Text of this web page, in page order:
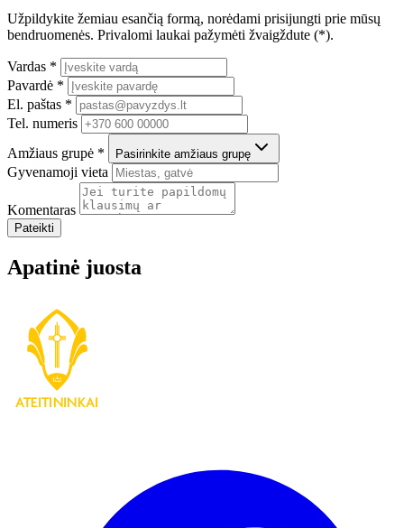
Užpildykite žemiau esančią formą, norėdami prisijungti prie mūsų
bendruomenės. Privalomi laukai pažymėti žvaigždute (*).
Vardas *
Pavardė *
El. paštas *
Tel. numeris
Amžiaus grupė *
Pasirinkite amžiaus grupę
Gyvenamoji vieta
Komentaras
Pateikti
Apatinė juosta